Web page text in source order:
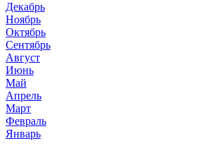
Декабрь
Ноябрь
Октябрь
Сентябрь
Август
Июнь
Май
Апрель
Март
Февраль
Январь